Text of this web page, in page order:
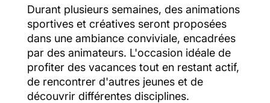
Durant plusieurs semaines, des animations
sportives et créatives seront proposées
dans une ambiance conviviale, encadrées
par des animateurs. L'occasion idéale de
profiter des vacances tout en restant actif,
de rencontrer d'autres jeunes et de
découvrir différentes disciplines.